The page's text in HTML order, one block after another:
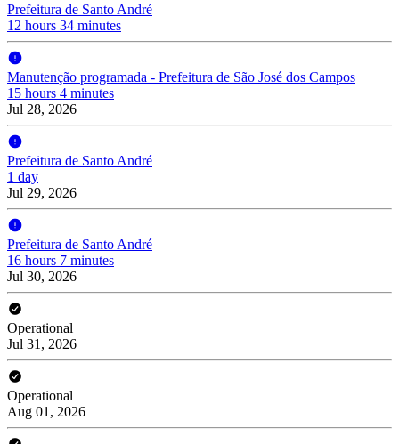
Prefeitura de Santo André
12 hours 34 minutes
Manutenção programada - Prefeitura de São José dos Campos
15 hours 4 minutes
Jul 28, 2026
Prefeitura de Santo André
1 day
Jul 29, 2026
Prefeitura de Santo André
16 hours 7 minutes
Jul 30, 2026
Operational
Jul 31, 2026
Operational
Aug 01, 2026